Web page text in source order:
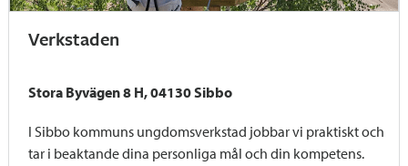
Verkstaden
Stora Byvägen 8 H, 04130 Sibbo
I Sibbo kommuns ungdomsverkstad jobbar vi praktiskt och
tar i beaktande dina personliga mål och din kompetens.